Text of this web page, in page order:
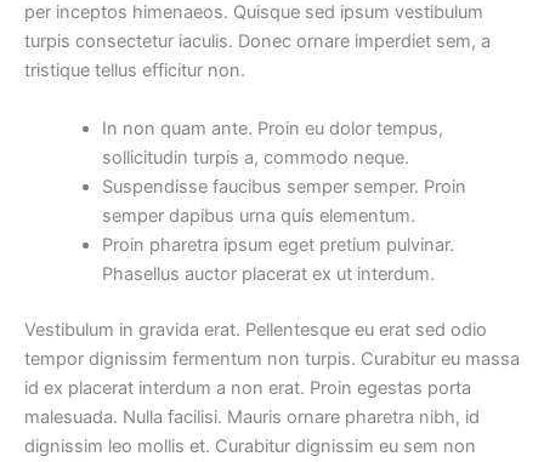
per inceptos himenaeos. Quisque sed ipsum vestibulum
turpis consectetur iaculis. Donec ornare imperdiet sem, a
tristique tellus efficitur non.
In non quam ante. Proin eu dolor tempus,
sollicitudin turpis a, commodo neque.
Suspendisse faucibus semper semper. Proin
semper dapibus urna quis elementum.
Proin pharetra ipsum eget pretium pulvinar.
Phasellus auctor placerat ex ut interdum.
Vestibulum in gravida erat. Pellentesque eu erat sed odio
tempor dignissim fermentum non turpis. Curabitur eu massa
id ex placerat interdum a non erat. Proin egestas porta
malesuada. Nulla facilisi. Mauris ornare pharetra nibh, id
dignissim leo mollis et. Curabitur dignissim eu sem non